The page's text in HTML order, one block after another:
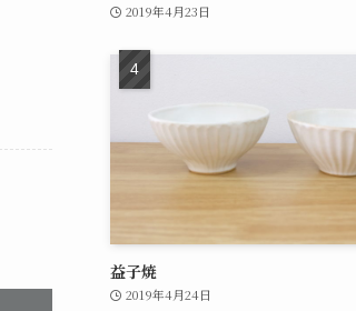
2019年4月23日
益子焼
2019年4月24日